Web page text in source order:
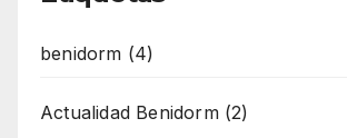
benidorm (4)
Actualidad Benidorm (2)